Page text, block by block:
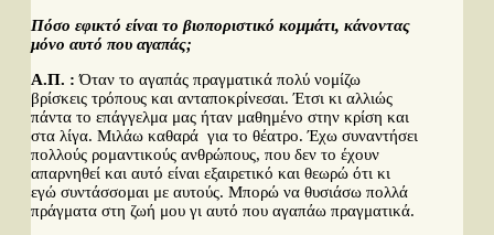
Πόσο εφικτό είναι το βιοποριστικό κομμάτι, κάνοντας
μόνο αυτό που αγαπάς;
Α.Π. : Όταν το αγαπάς πραγματικά πολύ νομίζω
βρίσκεις τρόπους και ανταποκρίνεσαι. Έτσι κι αλλιώς
πάντα το επάγγελμα μας ήταν μαθημένο στην κρίση και
στα λίγα. Μιλάω καθαρά για το θέατρο. Έχω συναντήσει
πολλούς ρομαντικούς ανθρώπους, που δεν το έχουν
απαρνηθεί και αυτό είναι εξαιρετικό και θεωρώ ότι κι
εγώ συντάσσομαι με αυτούς. Μπορώ να θυσιάσω πολλά
πράγματα στη ζωή μου γι αυτό που αγαπάω πραγματικά.